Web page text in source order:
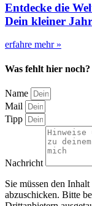
Entdecke die
Dein kleiner
erfahre mehr »
Was fehlt hier noch?
Name
Mail
Tipp
Nachricht
Sie müssen den Inhalt
abzuschicken. Bitte